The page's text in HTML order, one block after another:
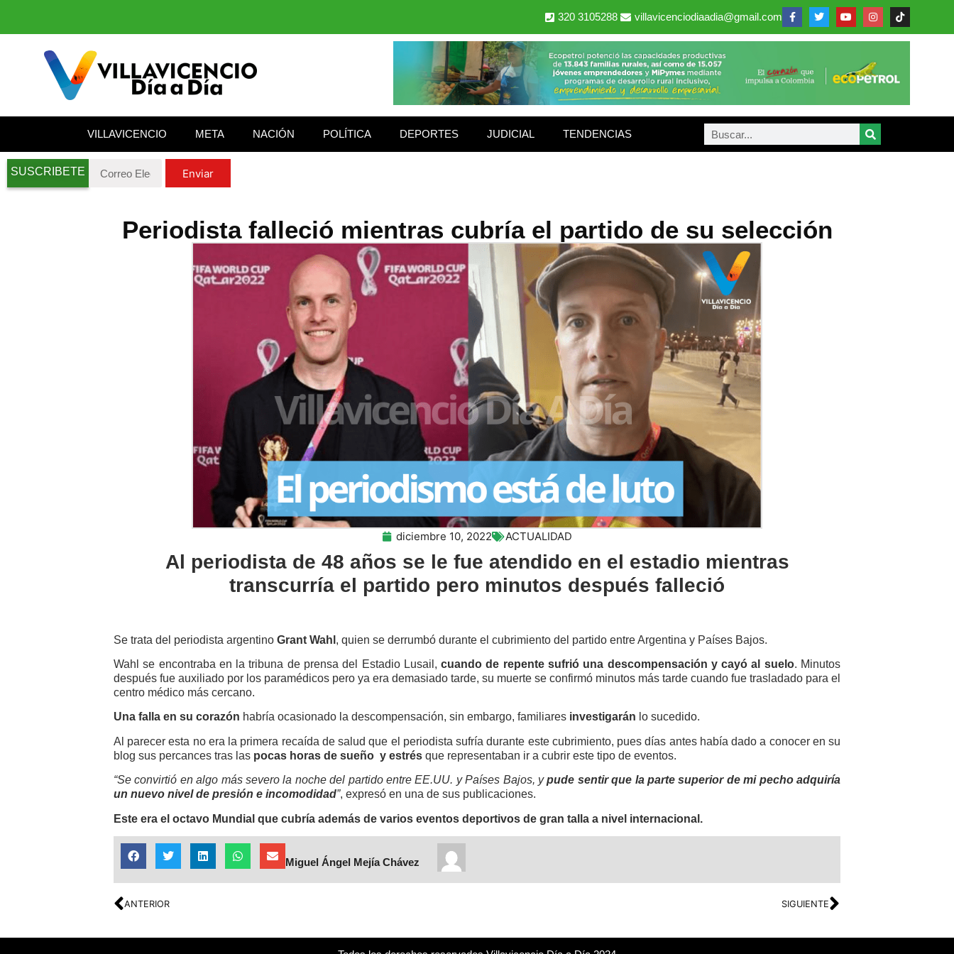
320 3105288 villavicenciodiaadia@gmail.com
VILLAVICENCIO META NACIÓN POLÍTICA DEPORTES JUDICIAL TENDENCIAS
SUSCRIBETE Enviar
Periodista falleció mientras cubría el partido de su selección
diciembre 10, 2022 ACTUALIDAD
Al periodista de 48 años se le fue atendido en el estadio mientras
transcurría el partido pero minutos después falleció
Se trata del periodista argentino Grant Wahl , quien se derrumbó durante el cubrimiento del partido entre Argentina y Países Bajos.
Wahl se encontraba en la tribuna de prensa del Estadio Lusail,cuando de repente sufrió una descompensación y cayó al suelo. Minutos
después fue auxiliado por los paramédicos pero ya era demasiado tarde, su muerte se confirmó minutos más tarde cuando fue trasladado para el
centro médico más cercano.
Una falla en su corazón habría ocasionado la descompensación, sin embargo, familiares investigarán lo sucedido.
Al parecer esta no era la primera recaída de salud que el periodista sufría durante este cubrimiento, pues días antes había dado a conocer en su
blog sus percances tras las pocas horas de sueño y estrés que representaban ir a cubrir este tipo de eventos.
“Se convirtió en algo más severo la noche del partido entre EE.UU. y Países Bajos, ypude sentir que la parte superior de mi pecho adquiría
un nuevo nivel de presión e incomodidad”, expresó en una de sus publicaciones.
Este era el octavo Mundial que cubría además de varios eventos deportivos de gran talla a nivel internacional.
Miguel Ángel Mejía Chávez
ANTERIOR SIGUIENTE